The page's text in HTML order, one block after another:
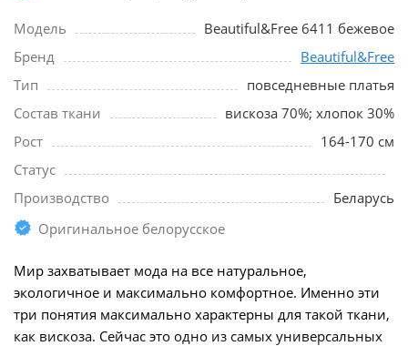
Модель
Beautiful&Free 6411 бежевое
Бренд
Beautiful&Free
Тип
повседневные платья
Состав ткани
вискоза 70%; хлопок 30%
Рост
164-170 см
Статус
Производство
Беларусь
Оригинальное белорусское
Мир захватывает мода на все натуральное,
экологичное и максимально комфортное. Именно эти
три понятия максимально характерны для такой ткани,
как вискоза. Сейчас это одно из самых универсальных